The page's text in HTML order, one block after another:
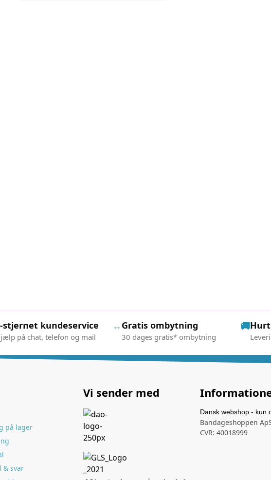
stjernet kundeservice
på chat, telefon og mail
↔ Gratis ombytning
30 dages gratis* ombytning
🚚
på lager
& svar
Vi sender med
Dansk webshop - kun
Bandageshoppen
CVR: 40018999